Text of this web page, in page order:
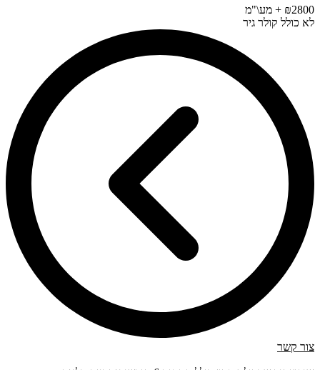
₪2800 + מע\"מ
לא כולל קולר גיר
צור קשר